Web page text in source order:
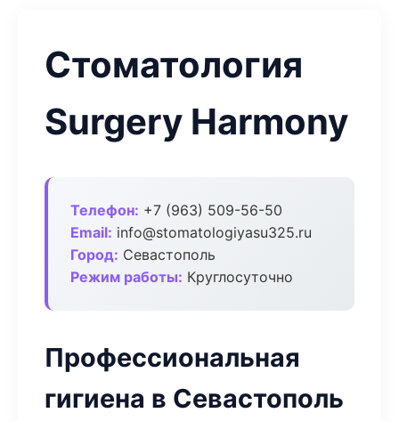
Стоматология
Surgery Harmony
Телефон: +7 (963) 509-56-50
Email: info@stomatologiyasu325.ru
Город: Севастополь
Режим работы: Круглосуточно
Профессиональная
гигиена в Севастополь